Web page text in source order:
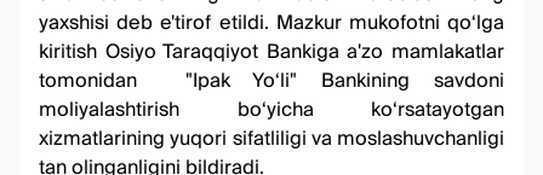
yaxshisi deb e'tirof etildi. Mazkur mukofotni qo‘lga
kiritish Osiyo Taraqqiyot Bankiga a'zo mamlakatlar
tomonidan "Ipak Yo‘li" Bankining savdoni
moliyalashtirish bo‘yicha ko‘rsatayotgan
xizmatlarining yuqori sifatliligi va moslashuvchanligi
tan olinganligini bildiradi.